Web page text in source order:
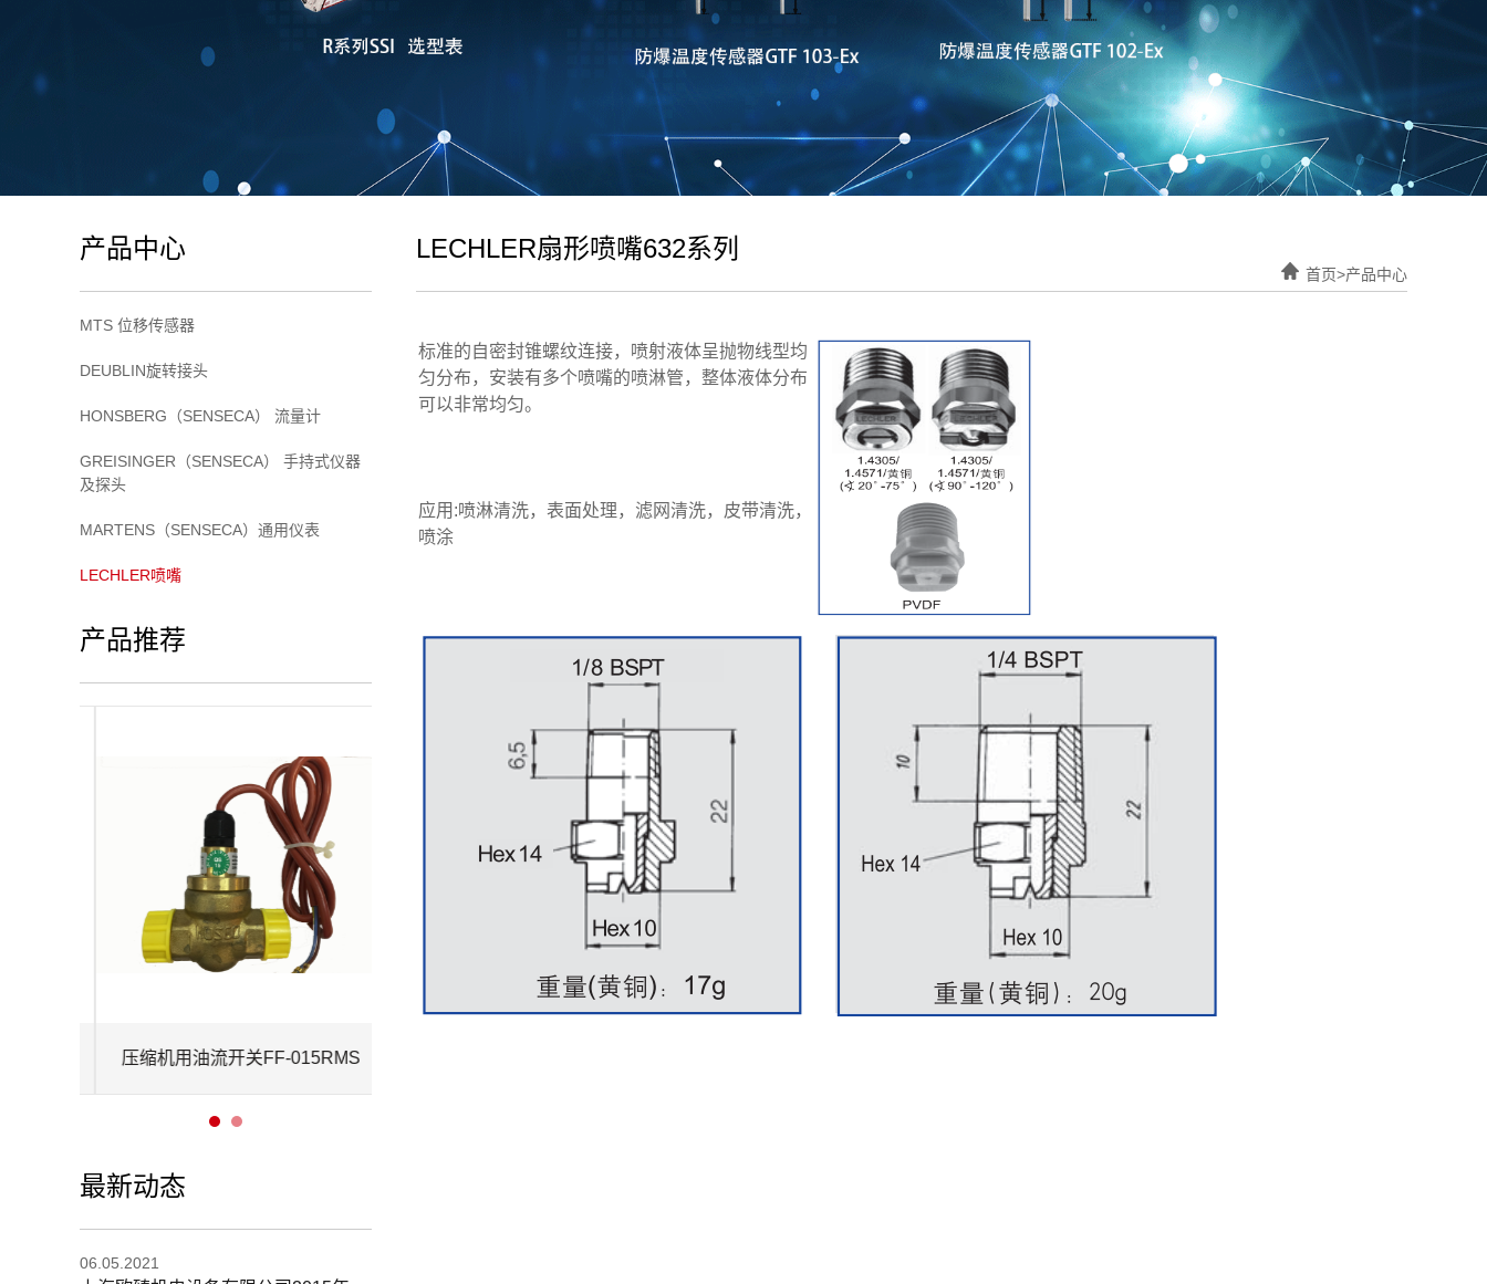
产品中心
MTS 位移传感器
DEUBLIN旋转接头
HONSBERG（SENSECA） 流量计
GREISINGER（SENSECA） 手持式仪器
及探头
MARTENS（SENSECA）通用仪表
LECHLER喷嘴
产品推荐
压缩机用油流开关FF-015RMS
最新动态
06.05.2021
首页>产品中心
LECHLER扇形喷嘴632系列
标准的自密封锥螺纹连接，喷射液体呈抛物线型均
匀分布，安装有多个喷嘴的喷淋管，整体液体分布
可以非常均匀。
应用:喷淋清洗，表面处理，滤网清洗，皮带清洗，
喷涂